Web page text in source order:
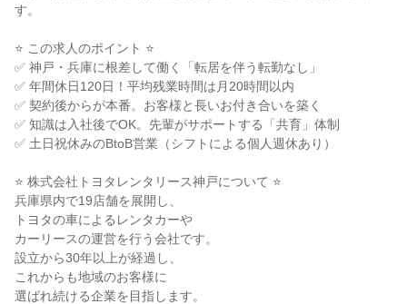
す。
⭐ この求人のポイント ⭐
✅ 神戸・兵庫に根差して働く「転居を伴う転勤なし」
✅ 年間休日120日！平均残業時間は月20時間以内
✅ 契約後からが本番。お客様と長いお付き合いを築く
✅ 知識は入社後でOK。先輩がサポートする「共育」体制
✅ 土日祝休みのBtoB営業（シフトによる個人週休あり）
⭐ 株式会社トヨタレンタリース神戸について ⭐
兵庫県内で19店舗を展開し、
トヨタの車によるレンタカーや
カーリースの運営を行う会社です。
設立から30年以上が経過し、
これからも地域のお客様に
選ばれ続ける企業を目指します。